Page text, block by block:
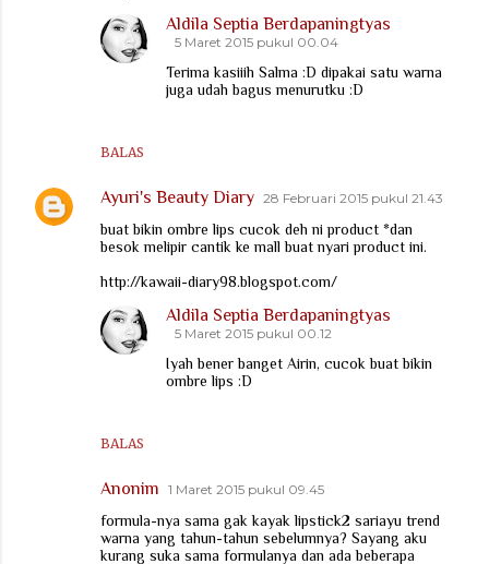
BALAS
Aldila Septia Berdapaningtyas
5 Maret 2015 pukul 00.04
Terima kasiiih Salma :D dipakai satu warna
juga udah bagus menurutku :D
Ayuri's Beauty Diary 28 Februari 2015 pukul 21.43
buat bikin ombre lips cucok deh ni product *dan
besok melipir cantik ke mall buat nyari product ini.
http://kawaii-diary98.blogspot.com/
BALAS
Aldila Septia Berdapaningtyas
5 Maret 2015 pukul 00.12
Iyah bener banget Airin, cucok buat bikin
ombre lips :D
Anonim 1 Maret 2015 pukul 09.45
formula-nya sama gak kayak lipstick2 sariayu trend
warna yang tahun-tahun sebelumnya? Sayang aku
kurang suka sama formulanya dan ada beberapa